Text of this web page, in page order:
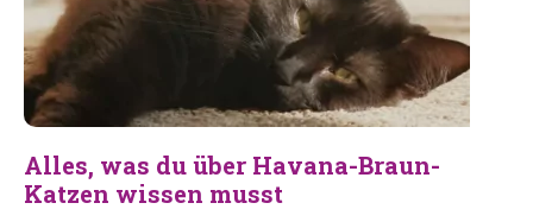
Alles, was du über Havana-Braun-
Katzen wissen musst